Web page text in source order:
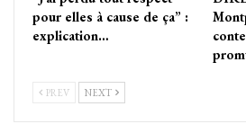
pour elles à cause de ça” :
explication…
PREV NEXT